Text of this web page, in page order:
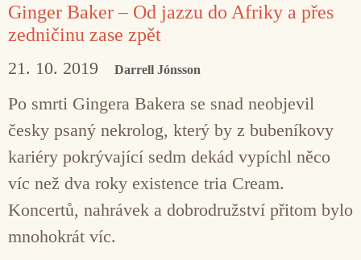
Ginger Baker – Od jazzu do Afriky a přes
zedničinu zase zpět
21. 10. 2019 Darrell Jónsson
Po smrti Gingera Bakera se snad neobjevil
česky psaný nekrolog, který by z bubeníkovy
kariéry pokrývající sedm dekád vypíchl něco
víc než dva roky existence tria Cream.
Koncertů, nahrávek a dobrodružství přitom bylo
mnohokrát víc.